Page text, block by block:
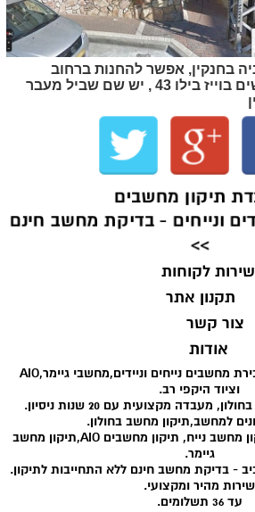
צור קשר
אודות
תקנון אתר
שירות לקוחות
חנות מחשבים בחולון,מכירת מחשבים נייחים וניידים,מחשבי גיימר,AIO
וציוד היקפי רב.
מקצועית עם 20 שנות ניסיון.
למחשב,תיקון מחשב בחולון.
תיקון מחשבים ניידים,תיקון מחשב נייח, תיקון מחשבים AIO,תיקון מחשב
גיימר.
- בדיקת מחשב חינם ללא התחייבות לתיקון.
שירות מהיר ומקצועי.
עד 36 תשלומים.
תיקון מחשבים
ונייחים - בדיקת מחשב חינם
>>
בחנקין, אפשר להחנות ברחוב
הסמוך ברחוב בילו, לשים בוייז בילו 43 , יש שם שביל מעבר